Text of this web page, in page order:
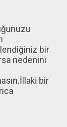
bir
nedenini
bir